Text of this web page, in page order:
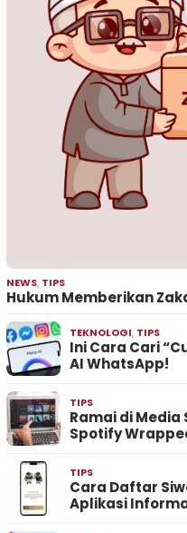
NEWS, TIPS
Hukum Memberikan
TEKNOLOGI, TIPS
Ini Cara Cari
AI WhatsApp!
TIPS
Ramai di Media
Spotify
TIPS
Cara Daftar
Aplikasi